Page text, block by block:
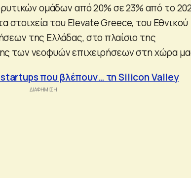
ομάδων από 20% σε 23% από το
στοιχεία του Elevate Greece, του Εθνικού
της Ελλάδας, στο πλαίσιο της
των νεοφυών επιχειρήσεων στη χώρα
startups που βλέπουν… τη Silicon Valley